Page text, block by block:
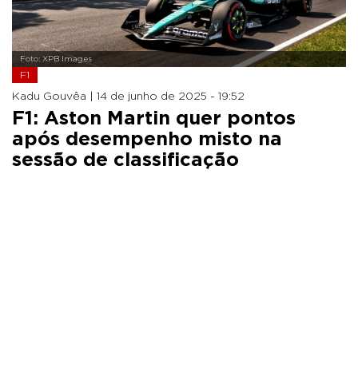
Foto: XPB Images
F1
Kadu Gouvêa | 14 de junho de 2025 - 19:52
F1: Aston Martin quer pontos
após desempenho misto na
sessão de classificação